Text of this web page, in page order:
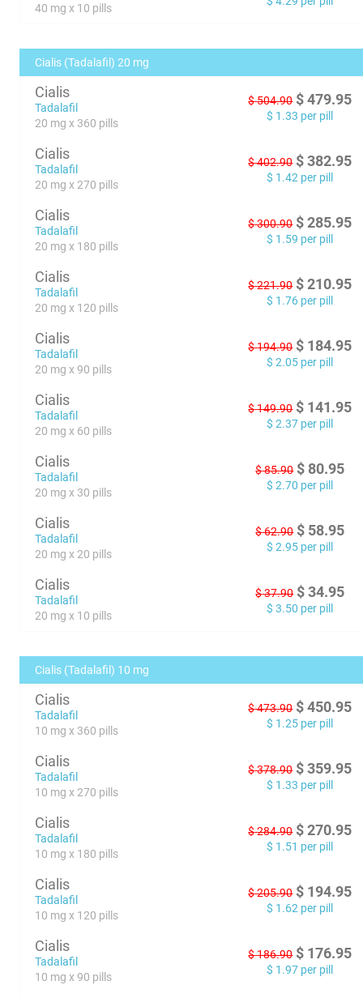
40 mg x 10 pills
Cialis (Tadalafil) 20 mg
Cialis
Tadalafil
20 mg x 360 pills
$504.90 $ 479.95
$ 1.33 per pill
Cialis
Tadalafil
20 mg x 270 pills
$402.90 $ 382.95
$ 1.42 per pill
Cialis
Tadalafil
20 mg x 180 pills
$300.90 $ 285.95
$ 1.59 per pill
Cialis
Tadalafil
20 mg x 120 pills
$221.90 $ 210.95
$ 1.76 per pill
Cialis
Tadalafil
20 mg x 90 pills
$194.90 $ 184.95
$ 2.05 per pill
Cialis
Tadalafil
20 mg x 60 pills
$149.90 $ 141.95
$ 2.37 per pill
Cialis
Tadalafil
20 mg x 30 pills
$85.90 $ 80.95
$ 2.70 per pill
Cialis
Tadalafil
20 mg x 20 pills
$62.90 $ 58.95
$ 2.95 per pill
Cialis
Tadalafil
20 mg x 10 pills
$37.90 $ 34.95
$ 3.50 per pill
Cialis (Tadalafil) 10 mg
Cialis
Tadalafil
10 mg x 360 pills
$473.90 $ 450.95
$ 1.25 per pill
Cialis
Tadalafil
10 mg x 270 pills
$378.90 $ 359.95
$ 1.33 per pill
Cialis
Tadalafil
10 mg x 180 pills
$284.90 $ 270.95
$ 1.51 per pill
Cialis
Tadalafil
10 mg x 120 pills
$205.90 $ 194.95
$ 1.62 per pill
Cialis
Tadalafil
10 mg x 90 pills
$186.90 $ 176.95
$ 1.97 per pill